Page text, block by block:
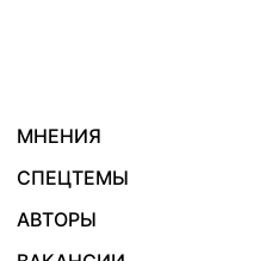
МНЕНИЯ
СПЕЦТЕМЫ
АВТОРЫ